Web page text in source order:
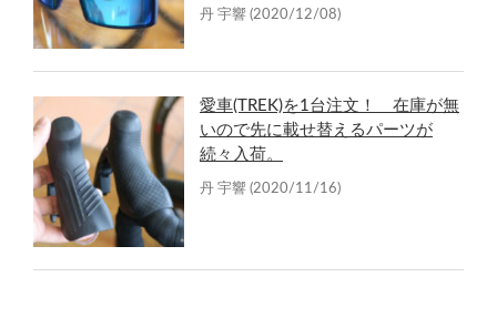
丹 宇響 (2020/12/08)
愛車(TREK)を1台注文！ 在庫が無
いので先に載せ替えるパーツが
続々入荷。
丹 宇響 (2020/11/16)